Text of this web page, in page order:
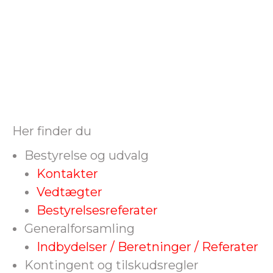
Her finder du
Bestyrelse og udvalg
Kontakter
Vedtægter
Bestyrelsesreferater
Generalforsamling
Indbydelser / Beretninger / Referater
Kontingent og tilskudsregler